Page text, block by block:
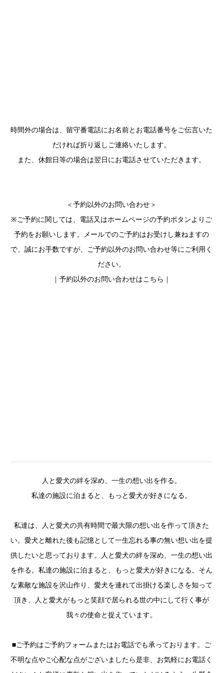
時間外の場合は、留守番電話にお名前とお電話番号をご伝言いた
だければ折り返しご連絡いたします。
また、休館日等の場合は翌日にお電話させていただきます。
＜予約以外のお問い合わせ＞
※ご予約に関しては、電話又はホームページの予約ボタンよりご
予約をお願いします。メールでのご予約はお受けし兼ねますの
で、誠にお手数ですが、ご予約以外のお問い合わせ等にご利用く
ださい。
｜予約以外のお問い合わせはこちら｜
人と愛犬の絆を深め、一生の想い出を作る。
私達の施設に泊まると、もっと愛犬が好きになる。
私達は、人と愛犬の共有時間で最大限の想い出を作って頂きた
い。愛犬と離れた後も記憶として一生忘れる事の無い想い出を提
供したいと思っております。人と愛犬の絆を深め、一生の想い出
を作る。私達の施設に泊まると、もっと愛犬が好きになる。そん
な素敵な施設を沢山作り、愛犬を連れて出掛ける楽しさを知って
頂き、人と愛犬がもっと笑顔で居られる世の中にして行く事が
我々の使命と捉えています。
■ご予約はご予約フォームまたはお電話でも承っております。ご
不明な点やご心配な点がございましたら是非、お気軽にお電話く